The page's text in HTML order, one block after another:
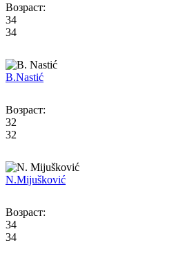
Возраст:
34
34
B.Nastić
Возраст:
32
32
N.Mijušković
Возраст:
34
34